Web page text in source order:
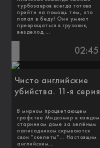
турбозавров всегда готова
прийти на помощь тем, кто
попал в беду! Они умеют
превращаться в грузовик,
вездеход,...
02:45
Чисто английские
убийства. 11-я серия
В мирном процветающем
графстве Мидсомер в каждом
старинном доме за зелёным
палисадником скрываются
свои "скелеты"... Настоящим
английским...